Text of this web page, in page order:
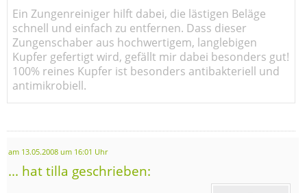
Ein Zungenreiniger hilft dabei, die lästigen Beläge
schnell und einfach zu entfernen. Dass dieser
Zungenschaber aus hochwertigem, langlebigen
Kupfer gefertigt wird, gefällt mir dabei besonders gut!
100% reines Kupfer ist besonders antibakteriell und
antimikrobiell.
am 13.05.2008 um 16:01 Uhr
... hat tilla geschrieben: